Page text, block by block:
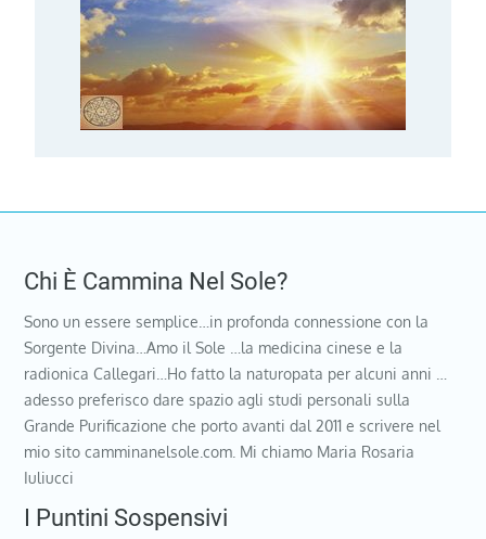
Chi È Cammina Nel Sole?
Sono un essere semplice…in profonda connessione con la
Sorgente Divina…Amo il Sole …la medicina cinese e la
radionica Callegari…Ho fatto la naturopata per alcuni anni …
adesso preferisco dare spazio agli studi personali sulla
Grande Purificazione che porto avanti dal 2011 e scrivere nel
mio sito camminanelsole.com. Mi chiamo Maria Rosaria
Iuliucci
I Puntini Sospensivi